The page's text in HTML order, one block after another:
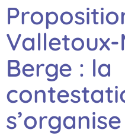
Berge : la
s’organise